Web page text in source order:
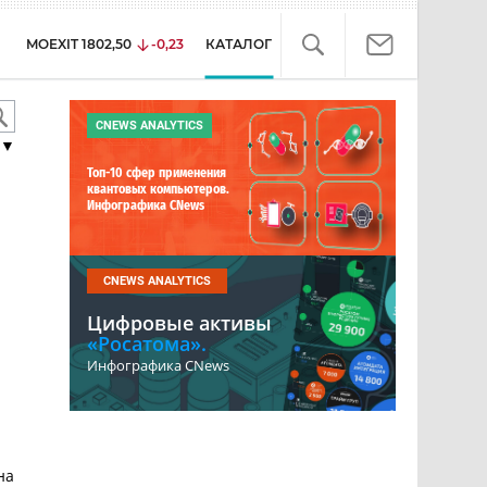
MOEXIT 1802,50 -0,23 КАТАЛОГ
CNEWS ANALYTICS
Топ-10 сфер применения
квантовых компьютеров.
Инфографика CNews
CNEWS ANALYTICS
Цифровые активы
«Росатома».
Инфографика CNews